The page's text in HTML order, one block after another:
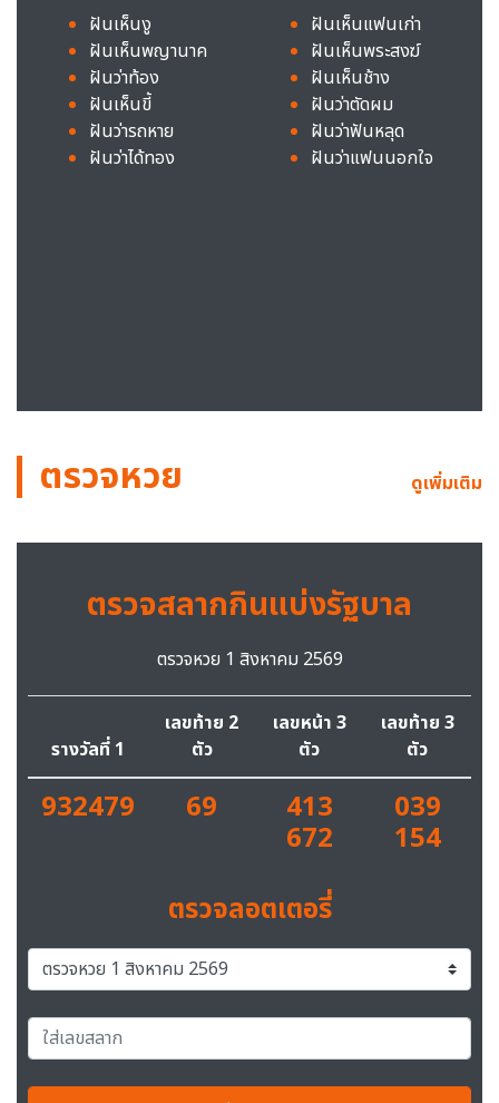
ฝันเห็นงู
ฝันเห็นพญานาค
ฝันว่าท้อง
ฝันเห็นขี้
ฝันว่ารถหาย
ฝันว่าได้ทอง
ฝันเห็นแฟนเก่า
ฝันเห็นพระสงฆ์
ฝันเห็นช้าง
ฝันว่าตัดผม
ฝันว่าฟันหลุด
ฝันว่าแฟนนอกใจ
ตรวจหวย ดูเพิ่มเติม
ตรวจสลากกินแบ่งรัฐบาล
ตรวจหวย 1 สิงหาคม 2569
รางวัลที่ 1
เลขท้าย 2
ตัว
เลขหน้า 3
ตัว
เลขท้าย 3
ตัว
932479 69 413
672
039
154
ตรวจลอตเตอรี่